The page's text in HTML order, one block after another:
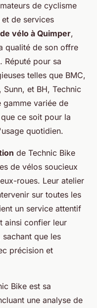
de cyclisme
de services
vélo à Quimper,
qualité de son offre
Réputé pour sa
telles que BMC,
et BH, Technic
gamme variée de
ce soit pour la
quotidien.
de Technic Bike
de vélos soucieux
roues. Leur atelier
sur toutes les
un service attentif
ainsi confier leur
que les
précision et
Bike est sa
une analyse de